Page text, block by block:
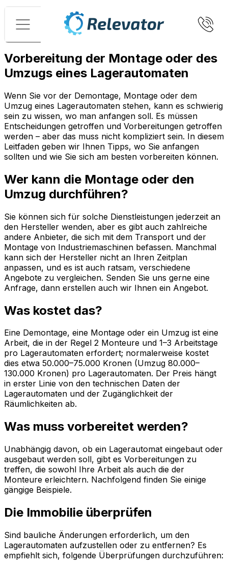
Menü
Vorbereitung der Montage oder des
Umzugs eines Lagerautomaten
Wenn Sie vor der Demontage, Montage oder dem
Umzug eines Lagerautomaten stehen, kann es schwierig
sein zu wissen, wo man anfangen soll. Es müssen
Entscheidungen getroffen und Vorbereitungen getroffen
werden – aber das muss nicht kompliziert sein. In diesem
Leitfaden geben wir Ihnen Tipps, wo Sie anfangen
sollten und wie Sie sich am besten vorbereiten können.
Wer kann die Montage oder den
Umzug durchführen?
Sie können sich für solche Dienstleistungen jederzeit an
den Hersteller wenden, aber es gibt auch zahlreiche
andere Anbieter, die sich mit dem Transport und der
Montage von Industriemaschinen befassen. Manchmal
kann sich der Hersteller nicht an Ihren Zeitplan
anpassen, und es ist auch ratsam, verschiedene
Angebote zu vergleichen. Senden Sie uns gerne eine
Anfrage, dann erstellen auch wir Ihnen ein Angebot.
Was kostet das?
Eine Demontage, eine Montage oder ein Umzug ist eine
Arbeit, die in der Regel 2 Monteure und 1–3 Arbeitstage
pro Lagerautomaten erfordert; normalerweise kostet
dies etwa 50.000–75.000 Kronen (Umzug 80.000–
130.000 Kronen) pro Lagerautomaten. Der Preis hängt
in erster Linie von den technischen Daten der
Lagerautomaten und der Zugänglichkeit der
Räumlichkeiten ab.
Was muss vorbereitet werden?
Unabhängig davon, ob ein Lagerautomat eingebaut oder
ausgebaut werden soll, gibt es Vorbereitungen zu
treffen, die sowohl Ihre Arbeit als auch die der
Monteure erleichtern. Nachfolgend finden Sie einige
gängige Beispiele.
Die Immobilie überprüfen
Sind bauliche Änderungen erforderlich, um den
Lagerautomaten aufzustellen oder zu entfernen? Es
empfiehlt sich, folgende Überprüfungen durchzuführen: